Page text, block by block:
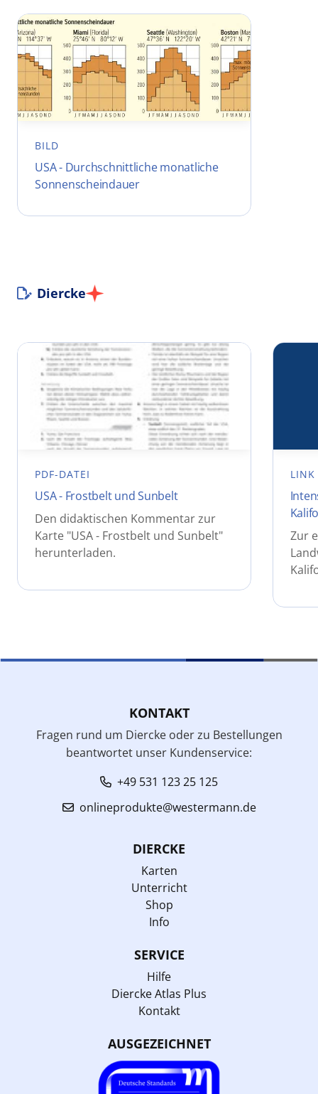
BILD
USA - Durchschnittliche monatliche
Sonnenscheindauer
Diercke
PDF-DATEI
USA - Frostbelt und Sunbelt
Den didaktischen Kommentar zur
Karte "USA - Frostbelt und Sunbelt"
herunterladen.
LINK
Zur
KONTAKT
Fragen rund um Diercke oder zu Bestellungen
beantwortet unser Kundenservice:
+49 531 123 25 125
onlineprodukte@westermann.de
DIERCKE
Karten
Unterricht
Shop
Info
SERVICE
Hilfe
Diercke Atlas Plus
Kontakt
AUSGEZEICHNET